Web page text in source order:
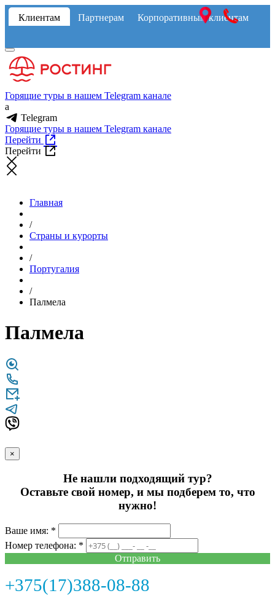
Клиентам Партнерам Корпоративным клиентам
Горящие туры в нашем Telegram канале
a
Telegram
Горящие туры в нашем Telegram канале
Перейти
Перейти
Главная
/
Страны и курорты
/
Португалия
/
Палмела
Палмела
×
Не нашли подходящий тур?
Оставьте свой номер, и мы подберем то, что
нужно!
Ваше имя: *
Номер телефона: *
Отправить
+375(17)388-08-88